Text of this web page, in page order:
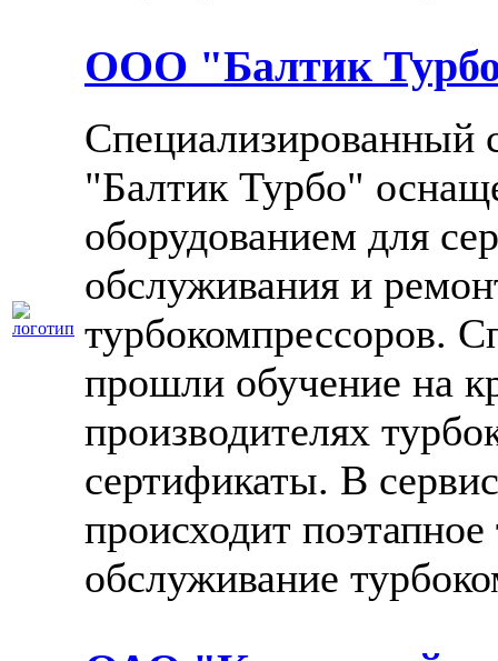
ООО "Балтик
"Балтик Турбо"
оборудованием для
обслуживания и
турбокомпрессоров.
прошли обучение на
производителях
сертификаты. В
происходит поэтапное
обслуживание